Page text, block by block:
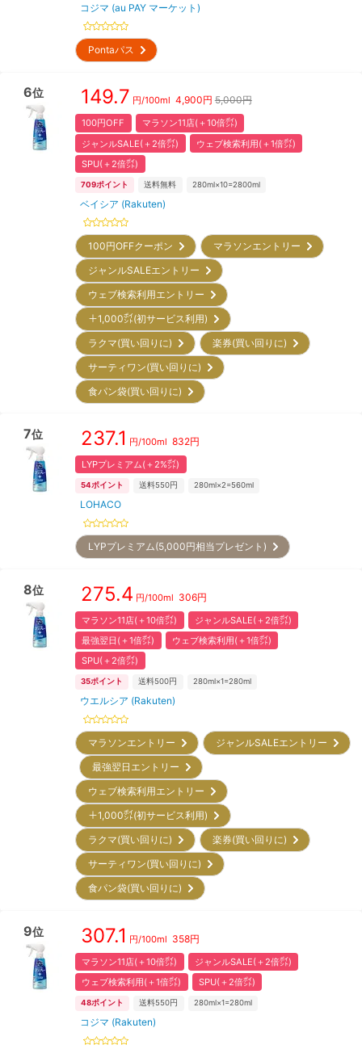
コジマ (au PAY マーケット)
Pontaパス
6位 149.7 円/100ml 4,900円 5,000円
100円OFF
マラソン11店(＋10倍㌽)
ジャンルSALE(＋2倍㌽)
ウェブ検索利用(＋1倍㌽)
SPU(＋2倍㌽)
709ポイント 送料無料 280ml×10=2800ml
ベイシア (Rakuten)
100円OFFクーポン
マラソンエントリー
ジャンルSALEエントリー
ウェブ検索利用エントリー
＋1,000㌽(初サービス利用)
ラクマ(買い回りに)
楽券(買い回りに)
サーティワン(買い回りに)
食パン袋(買い回りに)
7位 237.1 円/100ml 832円
LYPプレミアム(＋2%㌽)
54ポイント 送料550円 280ml×2=560ml
LOHACO
LYPプレミアム(5,000円相当プレゼント)
8位 275.4 円/100ml 306円
マラソン11店(＋10倍㌽)
ジャンルSALE(＋2倍㌽)
最強翌日(＋1倍㌽)
ウェブ検索利用(＋1倍㌽)
SPU(＋2倍㌽)
35ポイント 送料500円 280ml×1=280ml
ウエルシア (Rakuten)
マラソンエントリー
ジャンルSALEエントリー
最強翌日エントリー
ウェブ検索利用エントリー
＋1,000㌽(初サービス利用)
ラクマ(買い回りに)
楽券(買い回りに)
サーティワン(買い回りに)
食パン袋(買い回りに)
9位 307.1 円/100ml 358円
マラソン11店(＋10倍㌽)
ジャンルSALE(＋2倍㌽)
ウェブ検索利用(＋1倍㌽)
SPU(＋2倍㌽)
48ポイント 送料550円 280ml×1=280ml
コジマ (Rakuten)